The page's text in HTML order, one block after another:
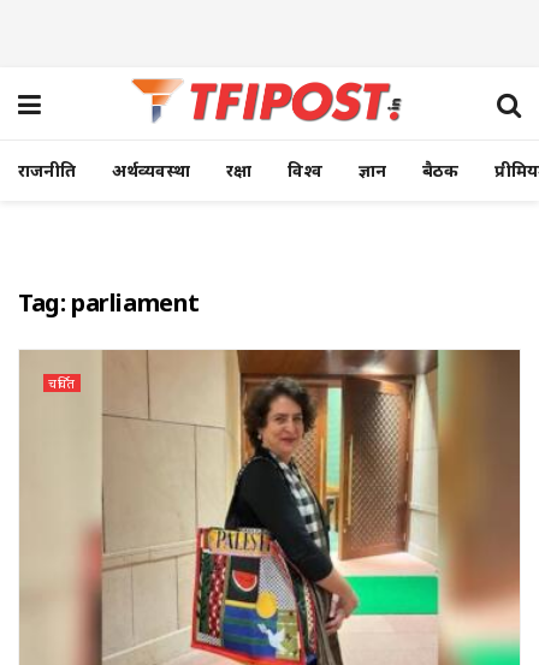
राजनीति अर्थव्यवस्था रक्षा विश्व ज्ञान बैठक
Tag: parliament
चर्चित